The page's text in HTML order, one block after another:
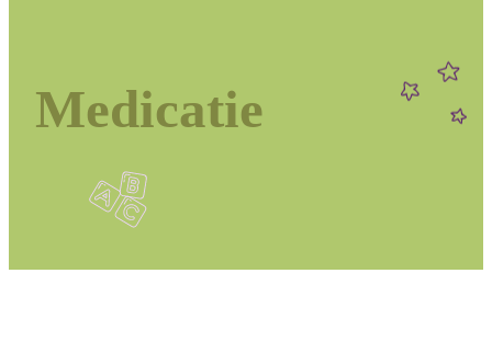
Medicatie